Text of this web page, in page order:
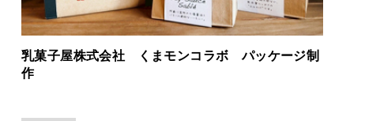
乳菓子屋株式会社 くまモンコラボ パッケージ制
作